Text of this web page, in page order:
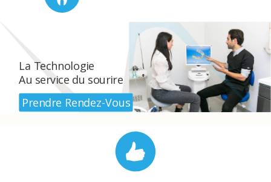
La Technologie
Au service du sourire
Prendre Rendez-Vous